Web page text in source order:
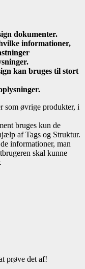
dokumenter.
informationer,
kan bruges til stort
som øvrige produkter, i
bruges kun de
af Tags og Struktur.
informationer, man
skal kunne
prøve det af!